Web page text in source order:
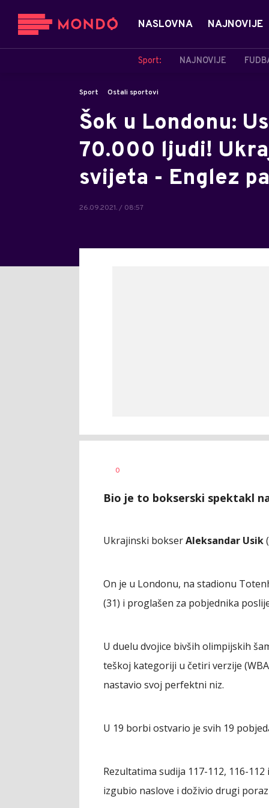
NASLOVNA NAJNOVIJE
Sport: NAJNOVIJE
Sport Ostali sportovi
Šok u Londonu:
70.000 ljudi!
svijeta - Englez
26.09.2021. / 08:57
AUTOR
0
Bio je to bokserski spektakl
Ukrajinski bokserAleksandar Usik
On je u Londonu, na stadionu
(31) i proglašen za pobjednika
U duelu dvojice bivših olimpijskih
teškoj kategoriji u četiri verzije
nastavio svoj perfektni niz.
U 19 borbi ostvario je svih 19
Rezultatima sudija 117-112, 116-
izgubio naslove i doživio drugi